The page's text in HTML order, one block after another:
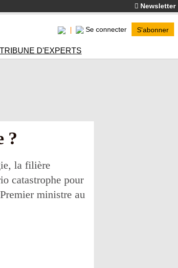
Newsletter
Se connecter S'abonner
TRIBUNE D'EXPERTS
?
la filière
catastrophe pour
ministre au